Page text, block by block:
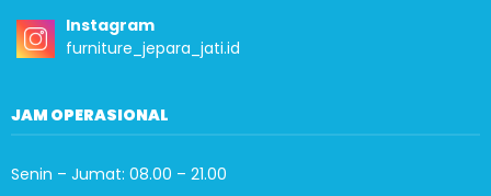
Instagram
furniture_jepara_jati.id
JAM OPERASIONAL
Senin – Jumat: 08.00 – 21.00